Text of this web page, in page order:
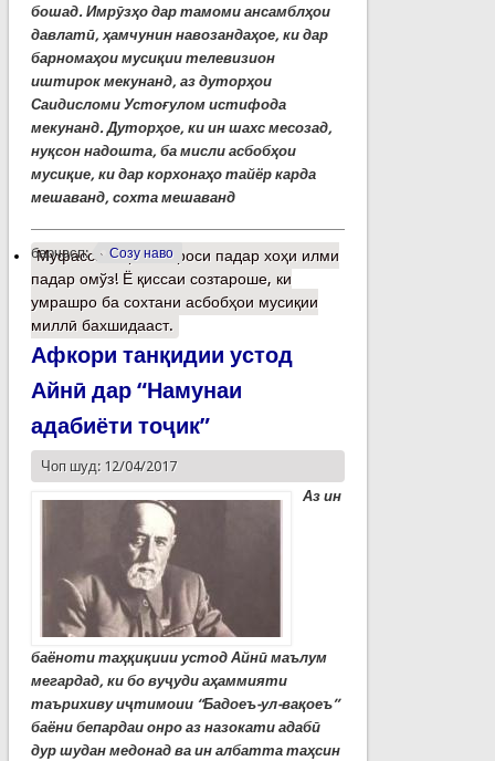
бошад. Имрӯзҳо дар тамоми ансамблҳои
давлатӣ, ҳамчунин навозандаҳое, ки дар
барномаҳои мусиқии телевизион
иштирок мекунанд, аз дуторҳои
Саидисломи Устоғулом истифода
мекунанд. Дуторҳое, ки ин шахс месозад,
нуқсон надошта, ба мисли асбобҳои
мусиқие, ки дар корхонаҳо тайёр карда
мешаванд, сохта мешаванд
барчасп: Созу наво
Муфассалтаро Мероси падар хоҳи илми
падар омўз! Ё қиссаи созтароше, ки
умрашро ба сохтани асбобҳои мусиқии
миллӣ бахшидааст.
Афкори танқидии устод
Айнӣ дар “Намунаи
адабиёти тоҷик”
Чоп шуд: 12/04/2017
Аз ин
баёноти таҳқиқиии устод Айнӣ маълум
мегардад, ки бо вуҷуди аҳаммияти
таърихиву иҷтимоии “Бадоеъ-ул-вақоеъ”
баёни бепардаи онро аз назокати адабӣ
дур шудан медонад ва ин албатта таҳсин